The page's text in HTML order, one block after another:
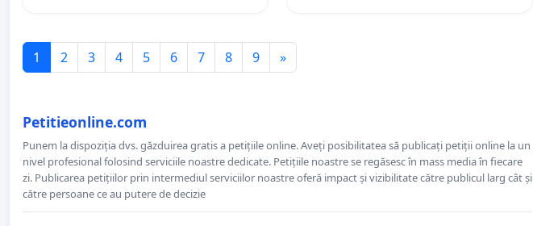
1 2 3 4 5 6 7 8 9 »
Petitieonline.com
Punem la dispoziția dvs. găzduirea gratis a petițiile online. Aveți posibilitatea să publicați petiții online la un
nivel profesional folosind serviciile noastre dedicate. Petițiile noastre se regăsesc în mass media în fiecare
zi. Publicarea petițiilor prin intermediul serviciilor noastre oferă impact și vizibilitate către publicul larg cât și
către persoane ce au putere de decizie